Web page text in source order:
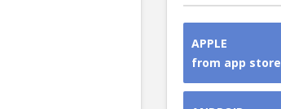
APPLE
from app store